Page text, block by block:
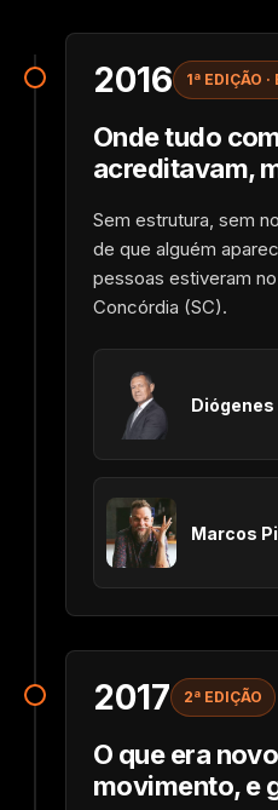
2016 1ª EDIÇÃO
Onde tudo
acreditavam,
Sem estrutura, sem
de que alguém
pessoas estiveram
Concórdia (SC).
Diógenes
Marcos
2017 2ª EDIÇÃO
O que era
movimento, e